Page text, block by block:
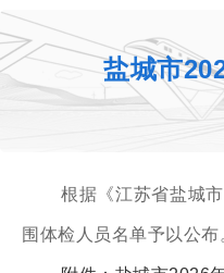
盐城市
根据《江苏省盐城
围体检人员名单予以公